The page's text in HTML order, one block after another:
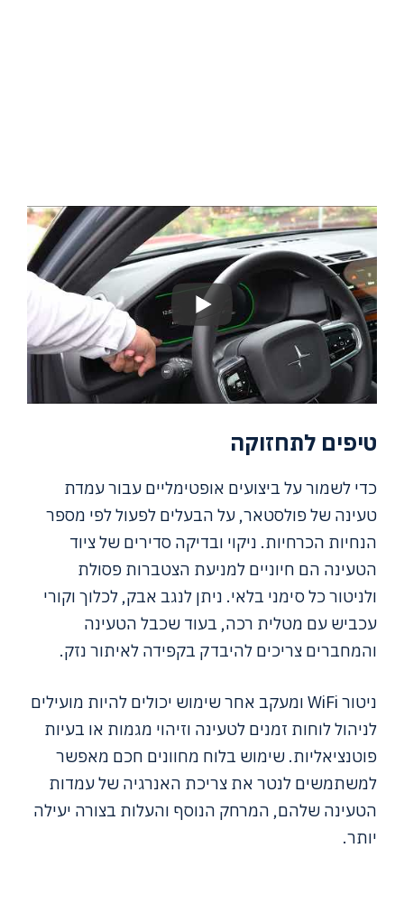
טיפים לתחזוקה
כדי לשמור על ביצועים אופטימליים עבור עמדת
טעינה של פולסטאר, על הבעלים לפעול לפי מספר
הנחיות הכרחיות. ניקוי ובדיקה סדירים של ציוד
הטעינה הם חיוניים למניעת הצטברות פסולת
ולניטור כל סימני בלאי. ניתן לנגב אבק, לכלוך וקורי
עכביש עם מטלית רכה, בעוד שכבל הטעינה
והמחברים צריכים להיבדק בקפידה לאיתור נזק.
ניטור WiFi ומעקב אחר שימוש יכולים להיות מועילים
לניהול לוחות זמנים לטעינה וזיהוי מגמות או בעיות
פוטנציאליות. שימוש בלוח מחוונים חכם מאפשר
למשתמשים לנטר את צריכת האנרגיה של עמדות
הטעינה שלהם, המרחק הנוסף והעלות בצורה יעילה
יותר.